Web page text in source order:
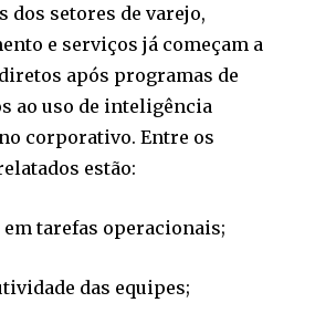
dos setores de varejo,
e serviços já começam a
após programas de
ao uso de inteligência
corporativo. Entre os
estão:
em tarefas operacionais;
das equipes;